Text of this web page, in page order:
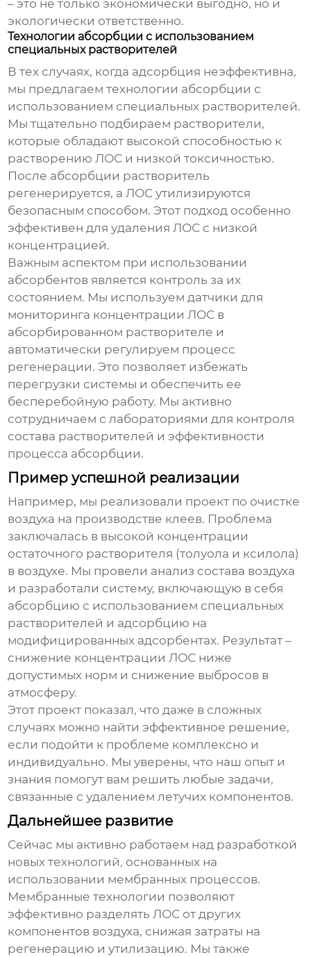
– это не только экономически выгодно, но и
экологически ответственно.
Технологии абсорбции с использованием
специальных растворителей
В тех случаях, когда адсорбция неэффективна,
мы предлагаем технологии абсорбции с
использованием специальных растворителей.
Мы тщательно подбираем растворители,
которые обладают высокой способностью к
растворению ЛОС и низкой токсичностью.
После абсорбции растворитель
регенерируется, а ЛОС утилизируются
безопасным способом. Этот подход особенно
эффективен для удаления ЛОС с низкой
концентрацией.
Важным аспектом при использовании
абсорбентов является контроль за их
состоянием. Мы используем датчики для
мониторинга концентрации ЛОС в
абсорбированном растворителе и
автоматически регулируем процесс
регенерации. Это позволяет избежать
перегрузки системы и обеспечить ее
бесперебойную работу. Мы активно
сотрудничаем с лабораториями для контроля
состава растворителей и эффективности
процесса абсорбции.
Пример успешной реализации
Например, мы реализовали проект по очистке
воздуха на производстве клеев. Проблема
заключалась в высокой концентрации
остаточного растворителя (толуола и ксилола)
в воздухе. Мы провели анализ состава воздуха
и разработали систему, включающую в себя
абсорбцию с использованием специальных
растворителей и адсорбцию на
модифицированных адсорбентах. Результат –
снижение концентрации ЛОС ниже
допустимых норм и снижение выбросов в
атмосферу.
Этот проект показал, что даже в сложных
случаях можно найти эффективное решение,
если подойти к проблеме комплексно и
индивидуально. Мы уверены, что наш опыт и
знания помогут вам решить любые задачи,
связанные с удалением летучих компонентов.
Дальнейшее развитие
Сейчас мы активно работаем над разработкой
новых технологий, основанных на
использовании мембранных процессов.
Мембранные технологии позволяют
эффективно разделять ЛОС от других
компонентов воздуха, снижая затраты на
регенерацию и утилизацию. Мы также